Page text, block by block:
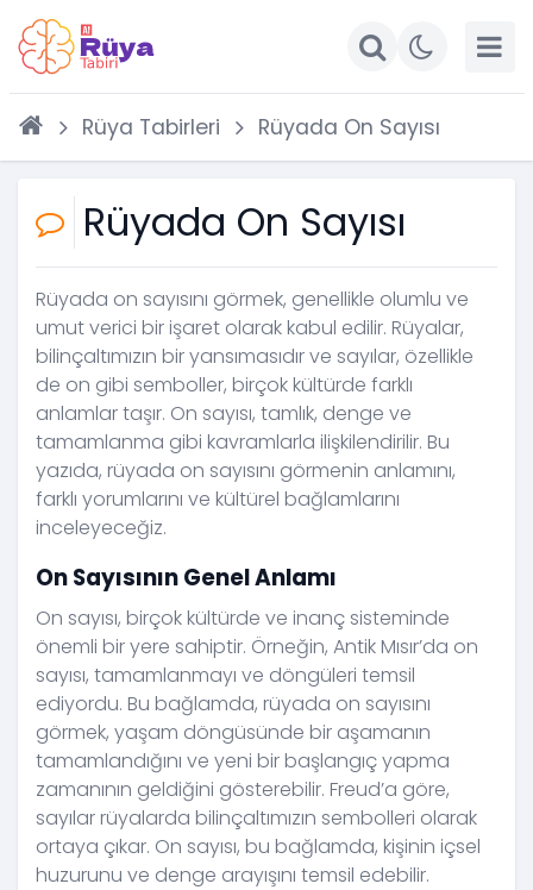
Rüya Tabirleri Rüyada On Sayısı
Rüyada On Sayısı
Rüyada on sayısını görmek, genellikle olumlu ve
umut verici bir işaret olarak kabul edilir. Rüyalar,
bilinçaltımızın bir yansımasıdır ve sayılar, özellikle
de on gibi semboller, birçok kültürde farklı
anlamlar taşır. On sayısı, tamlık, denge ve
tamamlanma gibi kavramlarla ilişkilendirilir. Bu
yazıda, rüyada on sayısını görmenin anlamını,
farklı yorumlarını ve kültürel bağlamlarını
inceleyeceğiz.
On Sayısının Genel Anlamı
On sayısı, birçok kültürde ve inanç sisteminde
önemli bir yere sahiptir. Örneğin, Antik Mısır’da on
sayısı, tamamlanmayı ve döngüleri temsil
ediyordu. Bu bağlamda, rüyada on sayısını
görmek, yaşam döngüsünde bir aşamanın
tamamlandığını ve yeni bir başlangıç yapma
zamanının geldiğini gösterebilir. Freud’a göre,
sayılar rüyalarda bilinçaltımızın sembolleri olarak
ortaya çıkar. On sayısı, bu bağlamda, kişinin içsel
huzurunu ve denge arayışını temsil edebilir.